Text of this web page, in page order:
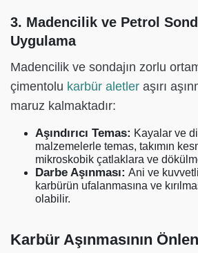
3. Madencilik ve Petrol
Uygulama
Madencilik ve sondajın zorlu
çimentolu karbür aletler aşırı
maruz kalmaktadır:
Aşındırıcı Temas: Kayalar ve
malzemelerle temas, takımın
mikroskobik çatlaklara ve
Darbe Aşınması: Ani ve
karbürün ufalanmasına ve
olabilir.
Karbür Aşınmasının